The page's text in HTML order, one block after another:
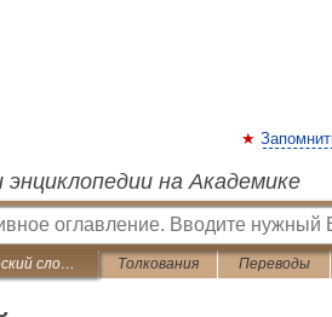
энциклопедии на Академике
Топонимический словарь Толкования Переводы